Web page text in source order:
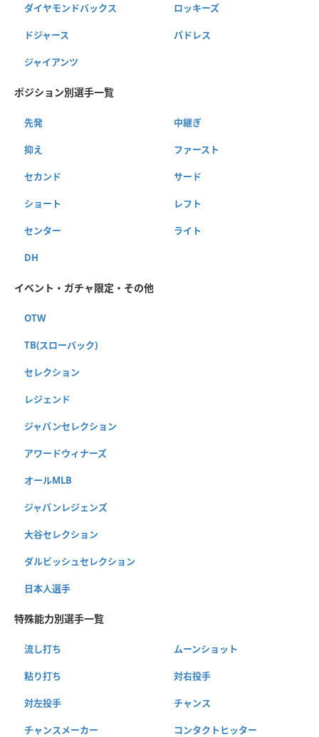
ダイヤモンドバックス ロッキーズ
ドジャース パドレス
ジャイアンツ
ポジション別選手一覧
先発 中継ぎ
抑え ファースト
セカンド サード
ショート レフト
センター ライト
DH
イベント・ガチャ限定・その他
OTW
TB(スローバック)
セレクション
レジェンド
ジャパンセレクション
アワードウィナーズ
オールMLB
ジャパンレジェンズ
大谷セレクション
ダルビッシュセレクション
日本人選手
特殊能力別選手一覧
流し打ち ムーンショット
粘り打ち 対右投手
対左投手 チャンス
チャンスメーカー コンタクトヒッター